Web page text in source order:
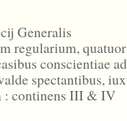
Generalis
regularium, quatuor
conscientiae ad
spectantibus,
: continens III & IV